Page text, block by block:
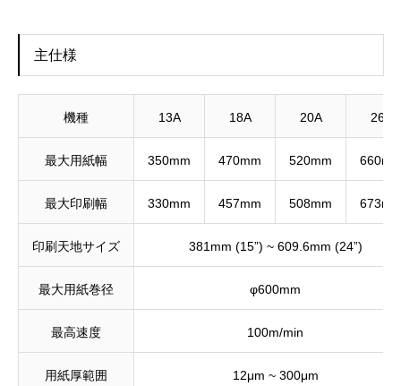
主仕様
機種 13A 18A 20A 26A
最大用紙幅 350mm 470mm 520mm
最大印刷幅 330mm 457mm 508mm
印刷天地サイズ 381mm (15”) ~ 609.6mm (24”)
最大用紙巻径 φ600mm
最高速度 100m/min
用紙厚範囲 12μm ~ 300μm